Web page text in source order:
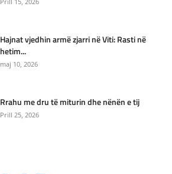
Hajnat vjedhin armë zjarri në Viti: Rasti në
hetim...
maj 10, 2026
Rrahu me dru të miturin dhe nënën e tij
Prill 25, 2026